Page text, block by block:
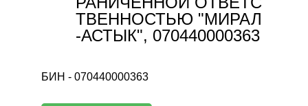
ТВЕННОСТЬЮ "МИРАЛ
-АСТЫК", 070440000363
БИН - 070440000363